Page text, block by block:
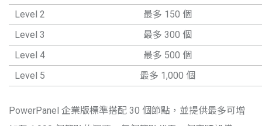
Level 2
最多 150 個
Level 3
最多 300 個
Level 4
最多 500 個
Level 5
最多 1,000 個
PowerPanel 企業版標準搭配 30 個節點，並提供最多可增